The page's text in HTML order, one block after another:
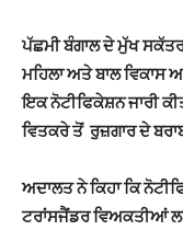
ਪੱਛਮੀ ਬੰਗਾਲ ਦੇ ਮੁੱਖ
ਮਹਿਲਾ ਅਤੇ ਬਾਲ ਵਿਕਾਸ
ਇਕ ਨੋਟੀਫਿਕੇਸ਼ਨ ਜਾਰੀ
ਵਿਤਕਰੇ ਤੋਂ ਰੁਜ਼ਗਾਰ ਦੇ
ਅਦਾਲਤ ਨੇ ਕਿਹਾ ਕਿ
ਟਰਾਂਸਜੈਂਡਰ ਵਿਅਕਤੀਆਂ ਲਈ